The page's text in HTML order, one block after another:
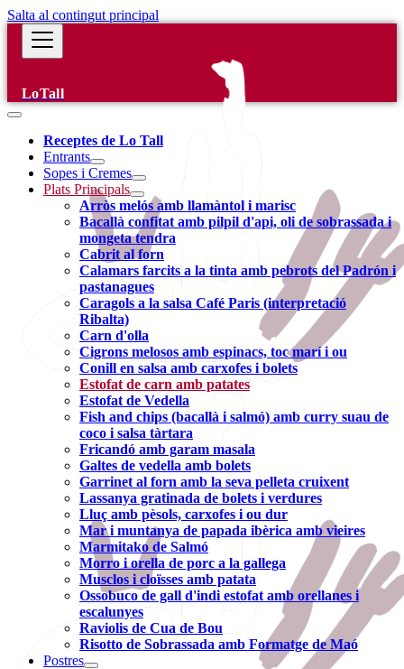
Salta al contingut principal
LoTall
Receptes de Lo Tall
Entrants
Sopes i Cremes
Plats Principals
Arròs melós amb llamàntol i marisc
Bacallà confitat amb pilpil d'api, oli de sobrassada i
mongeta tendra
Cabrit al forn
Calamars farcits a la tinta amb pebrots del Padrón i
pastanagues
Caragols a la salsa Café Paris (interpretació
Ribalta)
Carn d'olla
Cigrons melosos amb espinacs, toc marí i ou
Conill en salsa amb carxofes i bolets
Estofat de carn amb patates
Estofat de Vedella
Fish and chips (bacallà i salmó) amb curry suau de
coco i salsa tàrtara
Fricandó amb garam masala
Galtes de vedella amb bolets
Garrinet al forn amb la seva pelleta cruixent
Lassanya gratinada de bolets i verdures
Lluç amb pèsols, carxofes i ou dur
Mar i muntanya de papada ibèrica amb vieires
Marmitako de Salmó
Morro i orella de porc a la gallega
Musclos i cloïsses amb patata
Ossobuco de gall d'indi estofat amb orellanes i
escalunyes
Raviolis de Cua de Bou
Risotto de Sobrassada amb Formatge de Maó
Postres